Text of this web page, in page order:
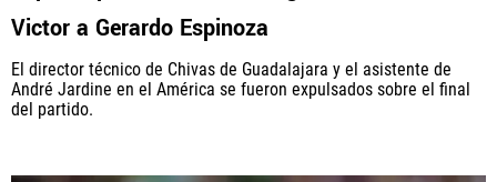
Victor a Gerardo Espinoza
El director técnico de Chivas de Guadalajara y el asistente de
André Jardine en el América se fueron expulsados sobre el final
del partido.